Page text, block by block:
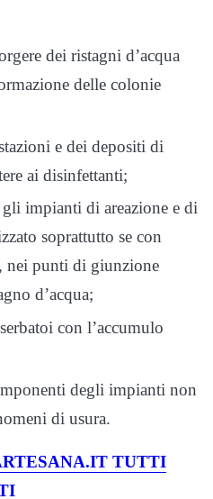
dei ristagni d’acqua
delle colonie
e dei depositi di
ai disinfettanti;
impianti di areazione e di
soprattutto se con
nei punti di giunzione
d’acqua;
con l’accumulo
degli impianti non
di usura.
TUTTI